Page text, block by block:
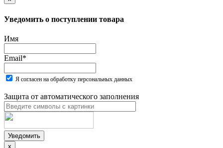
Уведомить о поступлении товара
Имя
Email*
Я согласен на обработку персональных данных
Защита от автоматического заполнения
Уведомить
x